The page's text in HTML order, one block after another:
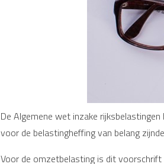
De Algemene wet inzake
voor de belastingheffing van belang
Voor de omzetbelasting is dit